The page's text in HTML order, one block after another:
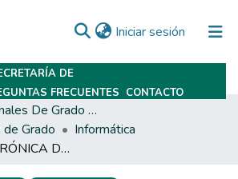
Iniciar sesión (current)
DE
FRECUENTES CONTACTO
Trabajos Finales De Grado Y Posgrado
Grado
Informática
GESTIÓN ELETRÓNICA DE DOCUMENTOS Y EXPEDIENTES.